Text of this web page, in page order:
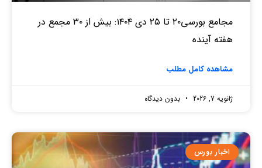
مجامع بورسی۲۰ تا ۲۵ دی ۱۴۰۴: بیش از ۳۰ مجمع در
هفته آینده
مشاهده کامل مطلب
ژانویه 7, 2026 بدون دیدگاه
اخبار بورس